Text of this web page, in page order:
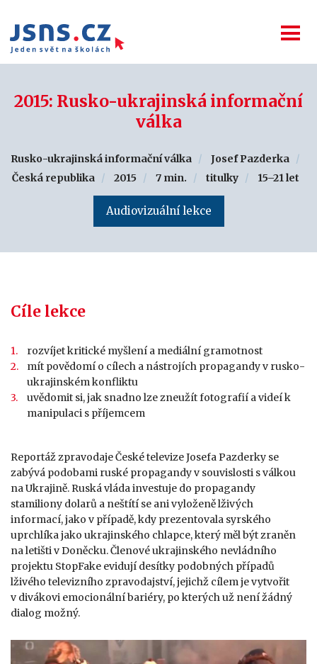
2015: Rusko-ukrajinská informační
válka
Rusko-ukrajinská informační válka
Josef Pazderka
Česká republika
2015 7 min. titulky 15–21 let
Audiovizuální lekce
Cíle lekce
rozvíjet kritické myšlení a mediální gramotnost
mít povědomí o cílech a nástrojích propagandy v rusko-
ukrajinském konfliktu
uvědomit si, jak snadno lze zneužít fotografií a videí k
manipulaci s příjemcem
Reportáž zpravodaje České televize Josefa Pazderky se
zabývá podobami ruské propagandy v souvislosti s válkou
na Ukrajině. Ruská vláda investuje do propagandy
stamiliony dolarů a neštítí se ani vyloženě lživých
informací, jako v případě, kdy prezentovala syrského
uprchlíka jako ukrajinského chlapce, který měl být zraněn
na letišti v Doněcku. Členové ukrajinského nevládního
projektu StopFake evidují desítky podobných případů
lživého televizního zpravodajství, jejichž cílem je vytvořit
v divákovi emocionální bariéry, po kterých už není žádný
dialog možný.